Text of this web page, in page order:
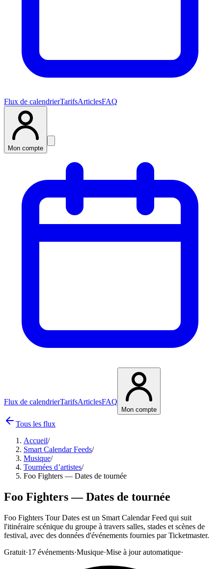
Flux de calendrierTarifsArticlesFAQ
Mon compte
Flux de calendrierTarifsArticlesFAQ
Mon compte
Tous les flux
Accueil/
Smart Calendar Feeds/
Musique/
Tournées d’artistes/
Foo Fighters — Dates de tournée
Foo Fighters — Dates de tournée
Foo Fighters Tour Dates est un Smart Calendar Feed qui suit
l'itinéraire scénique du groupe à travers salles, stades et scènes de
festival, avec des données d'événements fournies par Ticketmaster.
Gratuit·17 événements·Musique·Mise à jour automatique·